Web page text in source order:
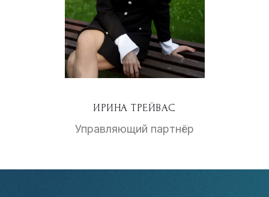
ИРИНА ТРЕЙВАС
Управляющий партнёр